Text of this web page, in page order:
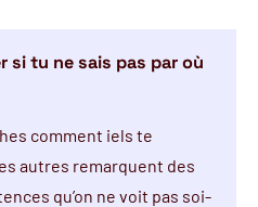
si tu ne sais pas par où
comment iels te
autres remarquent des
qu’on ne voit pas soi-